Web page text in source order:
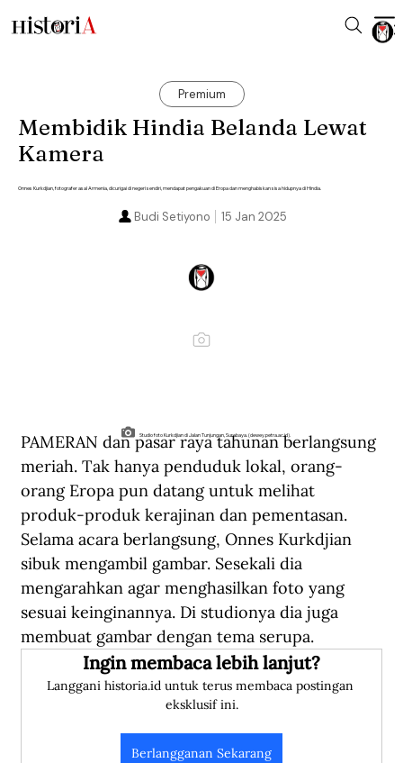
Premium
Membidik Hindia Belanda Lewat
Kamera
Onnes Kurkdjian, fotografer asal Armenia, dicurigai di negeri sendiri, mendapat pengakuan di Eropa dan menghabiskan sisa hidupnya di Hindia.
15 Jan 2025
Budi Setiyono
Studio foto Kurkdjian di Jalan Tunjungan, Surabaya. (dewey.petra.ac.id).
PAMERAN dan pasar raya tahunan berlangsung
meriah. Tak hanya penduduk lokal, orang-
orang Eropa pun datang untuk melihat
produk-produk kerajinan dan pementasan.
Selama acara berlangsung, Onnes Kurkdjian
sibuk mengambil gambar. Sesekali dia
mengarahkan agar menghasilkan foto yang
sesuai keinginannya. Di studionya dia juga
membuat gambar dengan tema serupa.
Ingin membaca lebih lanjut?
Langgani historia.id untuk terus membaca postingan
eksklusif ini.
Berlangganan Sekarang